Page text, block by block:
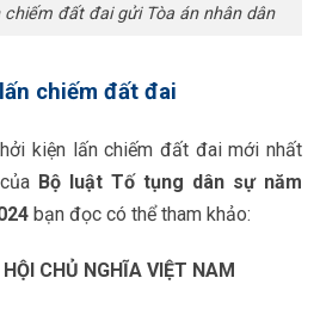
đất đai gửi Tòa án nhân dân
chiếm đất đai
kiện lấn chiếm đất đai mới nhất
Bộ luật Tố tụng dân sự năm
bạn đọc có thể tham khảo:
CHỦ NGHĨA VIỆT NAM